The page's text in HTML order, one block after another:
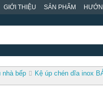
GIỚI THIỆU SẢN PHẨM
nhà bếp Kệ úp chén dĩa inox